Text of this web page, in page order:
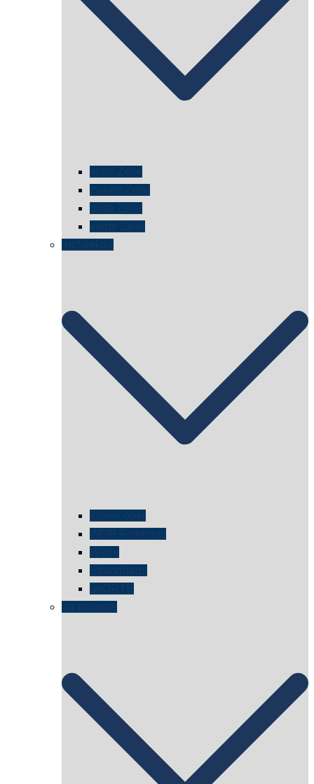
erste Zelle
zweite Zelle
dritte Zelle
vierte Zelle
architektur
kölner oper
WDR Filmhaus
Wege
Strandhaus
unORTE
art cologne